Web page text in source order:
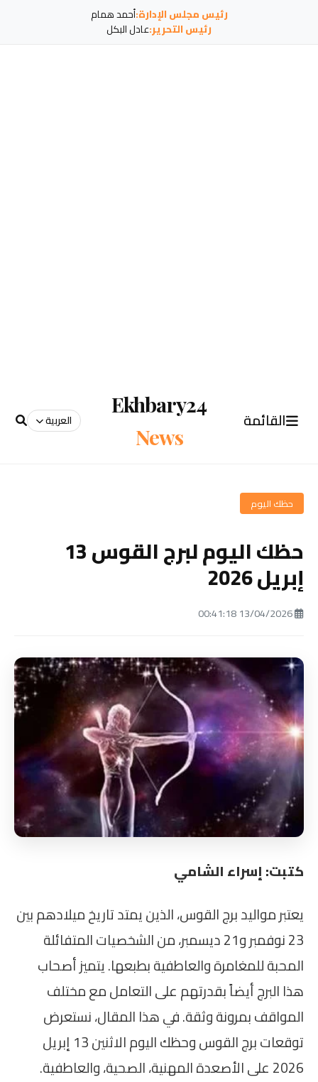
رئيس مجلس الإدارة:أحمد همام
رئيس التحرير:عادل البكل
القائمة
Ekhbary24
News
العربية
حظك اليوم
حظك اليوم لبرج القوس 13
إبريل 2026
كتبت: إسراء الشامي
يعتبر مواليد برج القوس، الذين يمتد تاريخ ميلادهم بين
23 نوفمبر و21 ديسمبر، من الشخصيات المتفائلة
المحبة للمغامرة والعاطفية بطبعها. يتميز أصحاب
هذا البرج أيضاً بقدرتهم على التعامل مع مختلف
المواقف بمرونة وثقة. في هذا المقال، نستعرض
توقعات برج القوس وحظك اليوم الاثنين 13 إبريل
2026 على الأصعدة المهنية، الصحية، والعاطفية.